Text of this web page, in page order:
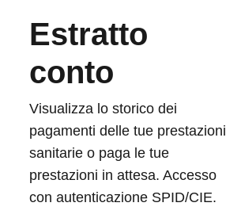
Estratto
conto
Visualizza lo storico dei
pagamenti delle tue prestazioni
sanitarie o paga le tue
prestazioni in attesa. Accesso
con autenticazione SPID/CIE.